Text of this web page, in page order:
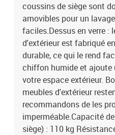
coussins de siège sont
amovibles pour un
faciles.Dessus en verre :
d'extérieur est fabriqué
durable, ce qui le rend
chiffon humide et ajoute
votre espace extérieur.
meubles d'extérieur
recommandons de les
imperméable.Capacité
siège) : 110 kg